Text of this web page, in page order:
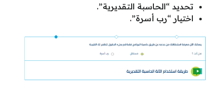
تحديد “الحاسبة التقديرية”.
اختيار “رب أسرة”.